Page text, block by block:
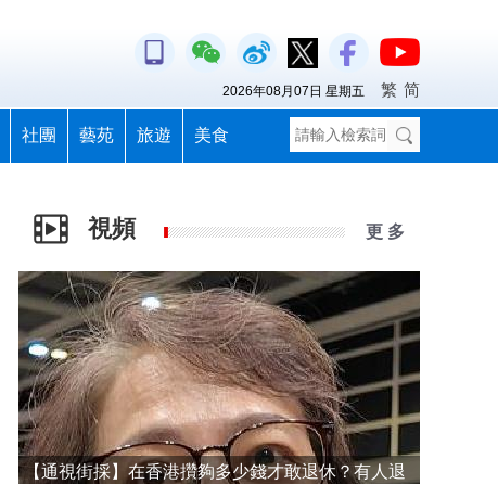
社團 藝苑 旅遊 美食
2026年08月07日 星期五 繁 简
視頻 更 多
【通視街採】在香港攢夠多少錢才敢退休？有人退